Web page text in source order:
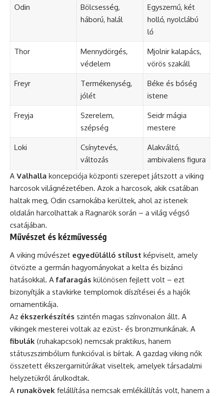
Odin
Bölcsesség,
háború, halál
Egyszemű, két
holló, nyolclábú
ló
Thor
Mennydörgés,
védelem
Mjolnir kalapács,
vörös szakáll
Freyr
Termékenység,
jólét
Béke és bőség
istene
Freyja
Szerelem,
szépség
Seidr mágia
mestere
Loki
Csínytevés,
változás
Alakváltó,
ambivalens figura
A Valhalla koncepciója központi szerepet játszott a viking
harcosok világnézetében. Azok a harcosok, akik csatában
haltak meg, Odin csarnokába kerültek, ahol az istenek
oldalán harcolhattak a Ragnarök során – a világ végső
csatájában.
Művészet és kézművesség
A viking művészet egyedülálló stílust képviselt, amely
ötvözte a germán hagyományokat a kelta és bizánci
hatásokkal. Afafaragás különösen fejlett volt – ezt
bizonyítják a stavkirke templomok díszítései és a hajók
ornamentikája.
Az ékszerkészítés szintén magas színvonalon állt. A
vikingek mesterei voltak az ezüst- és bronzmunkának. A
fibulák (ruhakapcsok) nemcsak praktikus, hanem
státuszszimbólum funkcióval is bírtak. A gazdag viking nők
összetett ékszergarnitúrákat viseltek, amelyek társadalmi
helyzetükről árulkodtak.
A runakövek felállítása nemcsak emlékállítás volt, hanem a